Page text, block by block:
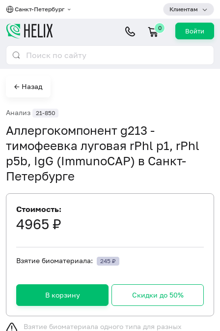
Санкт-Петербург Клиентам
0 Войти
← Назад
Анализ 21-850
Аллергокомпонент g213 -
тимофеевка луговая rPhl p1, rPhl
p5b, IgG (ImmunoCAP) в Санкт-
Петербурге
Стоимость:
4965 ₽
Взятие биоматериала: 245 ₽
В корзину Скидки до 50%
Взятие биоматериала одного типа для разных